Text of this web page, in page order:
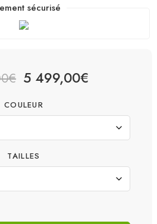
sécurisé
€ 5 499,00€
COULEUR
TAILLES